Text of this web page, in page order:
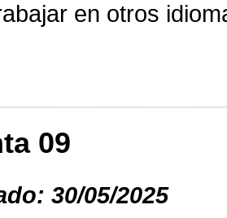
en otros
09
30/05/2025